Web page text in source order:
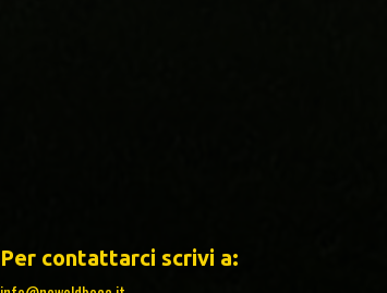
Per contattarci scrivi a: